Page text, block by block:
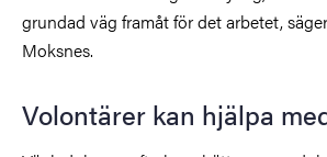
grundad väg framåt för det arbetet,
Moksnes.
Volontärer kan hjälpa